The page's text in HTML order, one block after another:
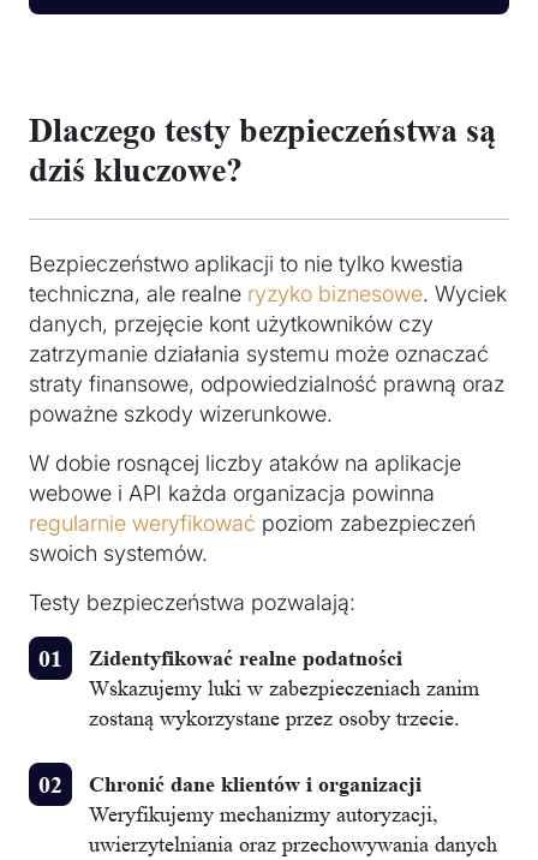
Dlaczego testy bezpieczeństwa są
dziś kluczowe?
Bezpieczeństwo aplikacji to nie tylko kwestia
techniczna, ale realne ryzyko biznesowe. Wyciek
danych, przejęcie kont użytkowników czy
zatrzymanie działania systemu może oznaczać
straty finansowe, odpowiedzialność prawną oraz
poważne szkody wizerunkowe.
W dobie rosnącej liczby ataków na aplikacje
webowe i API każda organizacja powinna
regularnie weryfikować poziom zabezpieczeń
swoich systemów.
Testy bezpieczeństwa pozwalają:
Zidentyfikować realne podatności
Wskazujemy luki w zabezpieczeniach zanim
zostaną wykorzystane przez osoby trzecie.
Chronić dane klientów i organizacji
Weryfikujemy mechanizmy autoryzacji,
uwierzytelniania oraz przechowywania danych